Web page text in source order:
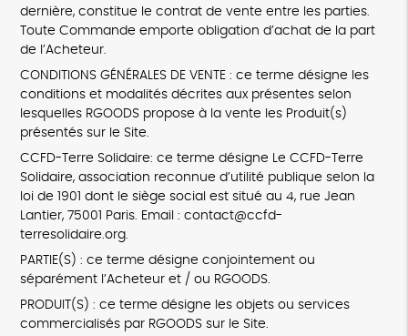
dernière, constitue le contrat de vente entre les parties.
Toute Commande emporte obligation d’achat de la part
de l’Acheteur.
CONDITIONS GÉNÉRALES DE VENTE : ce terme désigne les
conditions et modalités décrites aux présentes selon
lesquelles RGOODS propose à la vente les Produit(s)
présentés sur le Site.
CCFD-Terre Solidaire: ce terme désigne Le CCFD-Terre
Solidaire, association reconnue d’utilité publique selon la
loi de 1901 dont le siège social est situé au 4, rue Jean
Lantier, 75001 Paris. Email : contact@ccfd-
terresolidaire.org.
PARTIE(S) : ce terme désigne conjointement ou
séparément l’Acheteur et / ou RGOODS.
PRODUIT(S) : ce terme désigne les objets ou services
commercialisés par RGOODS sur le Site.